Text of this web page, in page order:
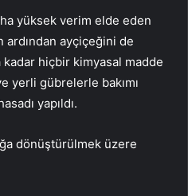
yüksek verim elde eden
ardından ayçiçeğini de
kadar hiçbir kimyasal madde
yerli gübrelerle bakımı
yapıldı.
dönüştürülmek üzere